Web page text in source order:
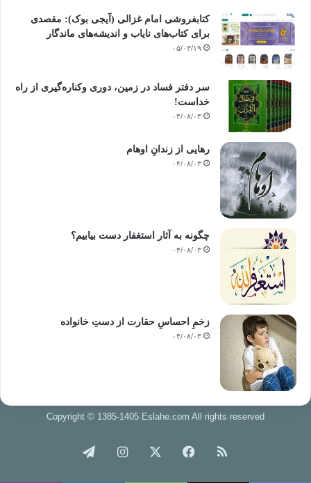
کتابفروشی امام غزالی (آیجی بوک): مقصدی
برای کتاب‌های نایاب و اندیشه‌های ماندگار
۰۵/۰۳/۱۹
سر دفتر فساد در زمین‌، دوری وکناره‌گیری از راه
خداست‌!
۰۴/۰۸/۰۳
رهایی از زندانِ اوهام
۰۴/۰۸/۰۳
چگونه به آثار استغفار دست بیابیم؟
۰۴/۰۸/۰۳
زخمِ احساسِ حقارت از دستِ خانواده
۰۴/۰۸/۰۳
Copyright © 1385-1405 Eslahe.com All rights reserved
خوراک فیس اینستاگرام